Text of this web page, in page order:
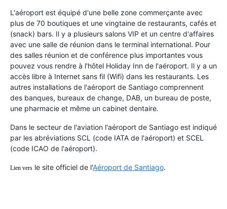
L'aéroport est équipé d'une belle zone commerçante avec
plus de 70 boutiques et une vingtaine de restaurants, cafés et
(snack) bars. Il y a plusieurs salons VIP et un centre d'affaires
avec une salle de réunion dans le terminal international. Pour
des salles réunion et de conférence plus importantes vous
pouvez vous rendre à l'hôtel Holiday Inn de l'aéroport. Il y a un
accès libre à Internet sans fil (Wifi) dans les restaurants. Les
autres installations de l'aéroport de Santiago comprennent
des banques, bureaux de change, DAB, un bureau de poste,
une pharmacie et même un cabinet dentaire.
Dans le secteur de l'aviation l'aéroport de Santiago est indiqué
par les abréviations SCL (code IATA de l'aéroport) et SCEL
(code ICAO de l'aéroport).
Lien vers le site officiel de l'Aéroport de Santiago.